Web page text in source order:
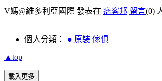
V媽@維多利亞國際 發表在 痞客邦 留言(0)
個人分類： ● 原裝 傢俱
▲top
載入更多